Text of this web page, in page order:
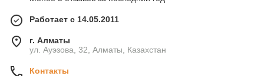
Работает с 14.05.2011
г. Алматы
ул. Ауэзова, 32, Алматы, Казахстан
Контакты